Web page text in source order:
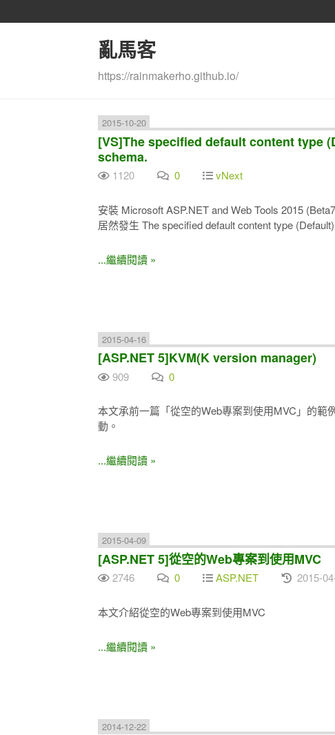
亂馬客
https://rainmakerho.github.io/
2015-10-20
[VS]The specified default content type
schema.
1120 0 vNext
安裝 Microsoft ASP.NET and Web Tools 2015
居然發生 The specified default content type
...繼續閱讀 »
2015-04-16
[ASP.NET 5]KVM(K version manager)
909 0
本文承前一篇「從空的Web專案到使用MVC」的
動。
...繼續閱讀 »
2015-04-09
[ASP.NET 5]從空的Web專案到使用MVC
2746 0 ASP.NET 2015-
本文介紹從空的Web專案到使用MVC
...繼續閱讀 »
2014-12-22